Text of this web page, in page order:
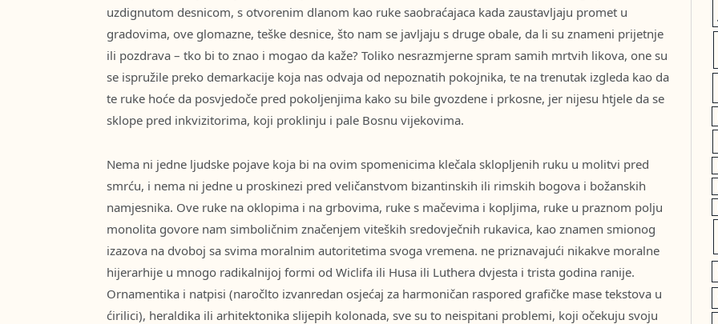
uzdignutom desnicom, s otvorenim dlanom kao ruke saobraćajaca kada zaustavljaju promet u
gradovima, ove glomazne, teške desnice, što nam se javljaju s druge obale, da li su znameni prijetnje
ili pozdrava – tko bi to znao i mogao da kaže? Toliko nesrazmjerne spram samih mrtvih likova, one su
se ispružile preko demarkacije koja nas odvaja od nepoznatih pokojnika, te na trenutak izgleda kao da
te ruke hoće da posvjedoče pred pokoljenjima kako su bile gvozdene i prkosne, jer nijesu htjele da se
sklope pred inkvizitorima, koji proklinju i pale Bosnu vijekovima.
Nema ni jedne ljudske pojave koja bi na ovim spomenicima klečala sklopljenih ruku u molitvi pred
smrću, i nema ni jedne u proskinezi pred veličanstvom bizantinskih ili rimskih bogova i božanskih
namjesnika. Ove ruke na oklopima i na grbovima, ruke s mačevima i kopljima, ruke u praznom polju
monolita govore nam simboličnim značenjem viteških sredovječnih rukavica, kao znamen smionog
izazova na dvoboj sa svima moralnim autoritetima svoga vremena. ne priznavajući nikakve moralne
hijerarhije u mnogo radikalnijoj formi od Wiclifa ili Husa ili Luthera dvjesta i trista godina ranije.
Ornamentika i natpisi (naročlto izvanredan osjećaj za harmoničan raspored grafičke mase tekstova u
ćirilici), heraldika ili arhitektonika slijepih kolonada, sve su to neispitani problemi, koji očekuju svoju